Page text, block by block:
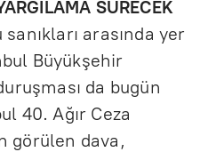
SÜRECEK
arasında yer
Büyükşehir
da bugün
40. Ağır Ceza
görülen dava,